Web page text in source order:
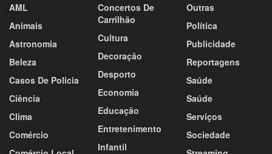
AML
Animais
Astronomia
Beleza
Casos De Policia
Ciência
Clima
Comércio
Concertos De
Carrilhão
Cultura
Decoração
Desporto
Economia
Educação
Entretenimento
Infantil
Outras
Política
Publicidade
Reportagens
Saúde
Saúde
Serviços
Sociedade